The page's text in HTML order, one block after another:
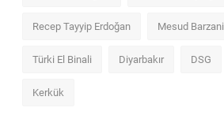
Recep Tayyip Erdoğan Mesud Barzani
Türki El Binali Diyarbakır DSG
Kerkük